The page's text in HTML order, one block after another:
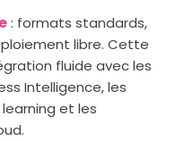
: formats standards,
libre. Cette
fluide avec les
Intelligence, les
et les